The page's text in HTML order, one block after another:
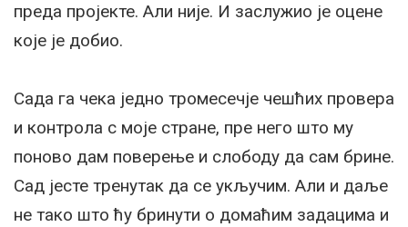
преда пројекте. Али није. И заслужио је оцене
које је добио.
Сада га чека једно тромесечје чешћих провера
и контрола с моје стране, пре него што му
поново дам поверење и слободу да сам брине.
Сад јесте тренутак да се укључим. Али и даље
не тако што ћу бринути о домаћим задацима и